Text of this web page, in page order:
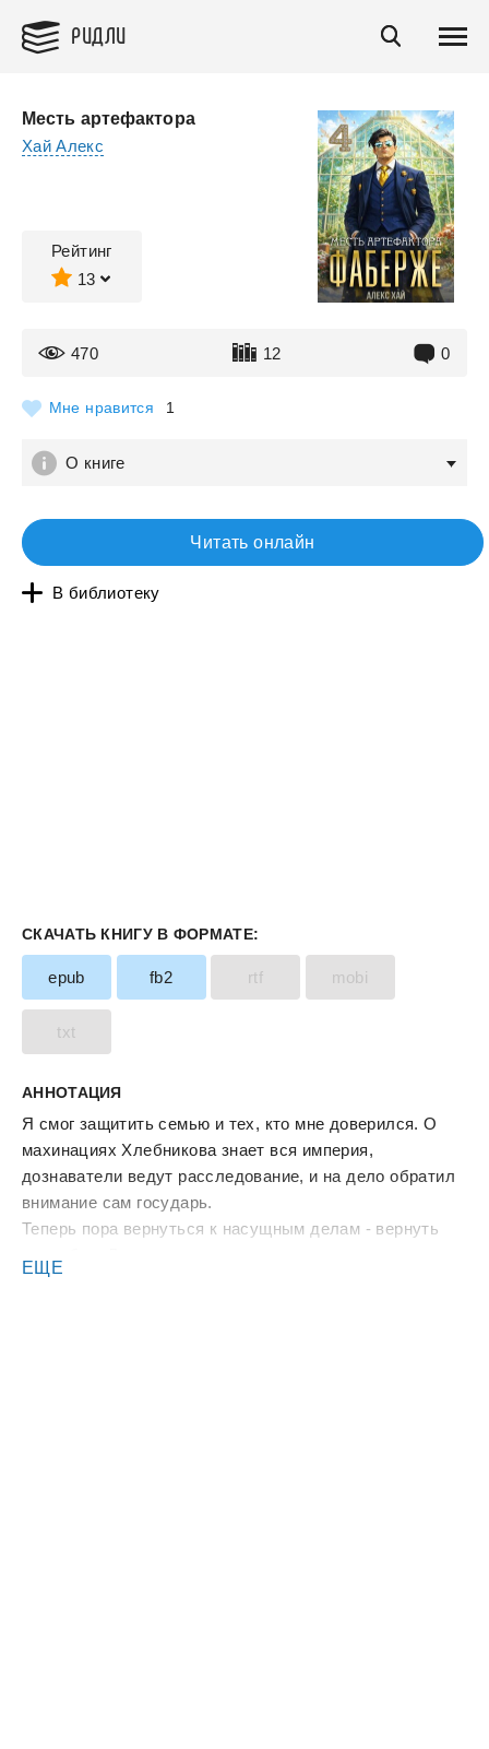
РИДЛИ
Месть артефактора
Хай Алекс
Рейтинг
13
470 12 0
Мне нравится 1
О книге
Читать онлайн
В библиотеку
СКАЧАТЬ КНИГУ В ФОРМАТЕ:
epub fb2 rtf mobi
txt
АННОТАЦИЯ
Я смог защитить семью и тех, кто мне доверился. О
махинациях Хлебникова знает вся империя,
дознаватели ведут расследование, и на дело обратил
внимание сам государь.
Теперь пора вернуться к насущным делам - вернуть
наконец-то подумать о себе. Седьмой ранг сам себя не
ЕЩЕ